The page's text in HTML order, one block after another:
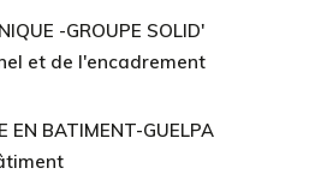
-GROUPE SOLID'
et de l'encadrement
EN BATIMENT-GUELPA